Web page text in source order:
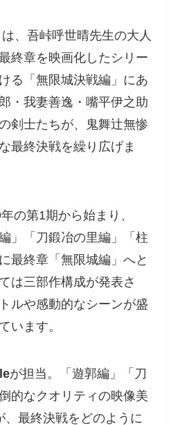
、吾峠呼世晴先生の大人
終章を映画化したシリー
る「無限城決戦編」にあ
・我妻善逸・嘴平伊之助
剣士たちが、鬼舞辻無惨
最終決戦を繰り広げま
の第1期から始まり、
」「刀鍛冶の里編」「柱
最終章「無限城編」へと
は三部作構成が発表さ
ルや感動的なシーンが盛
います。
が担当。「遊郭編」「刀
的なクオリティの映像美
、最終決戦をどのように